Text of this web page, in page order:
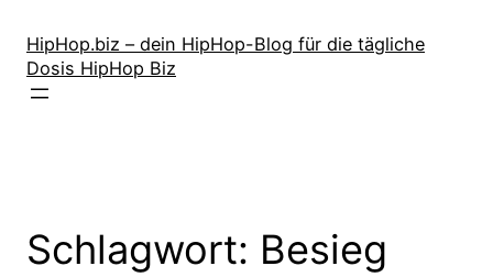
Inhalt
springen
HipHop.biz – dein HipHop-Blog für die tägliche
Dosis HipHop Biz
Schlagwort: Besieg